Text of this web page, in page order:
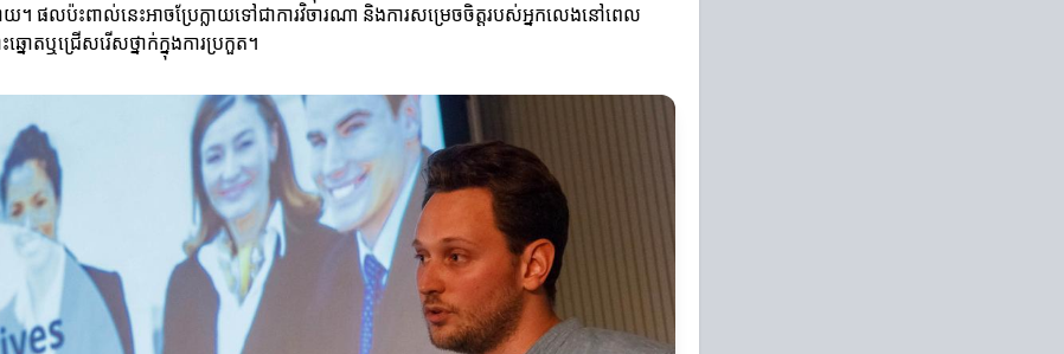
។ ផលប៉ះពាល់នេះអាចប្រែក្លាយទៅជាការវិចារណា និងការសម្រេចចិត្តរបស់អ្នកលេងនៅពេល
ឆ្នោតឬជ្រើសរើសថ្នាក់ក្នុងការប្រកួត។